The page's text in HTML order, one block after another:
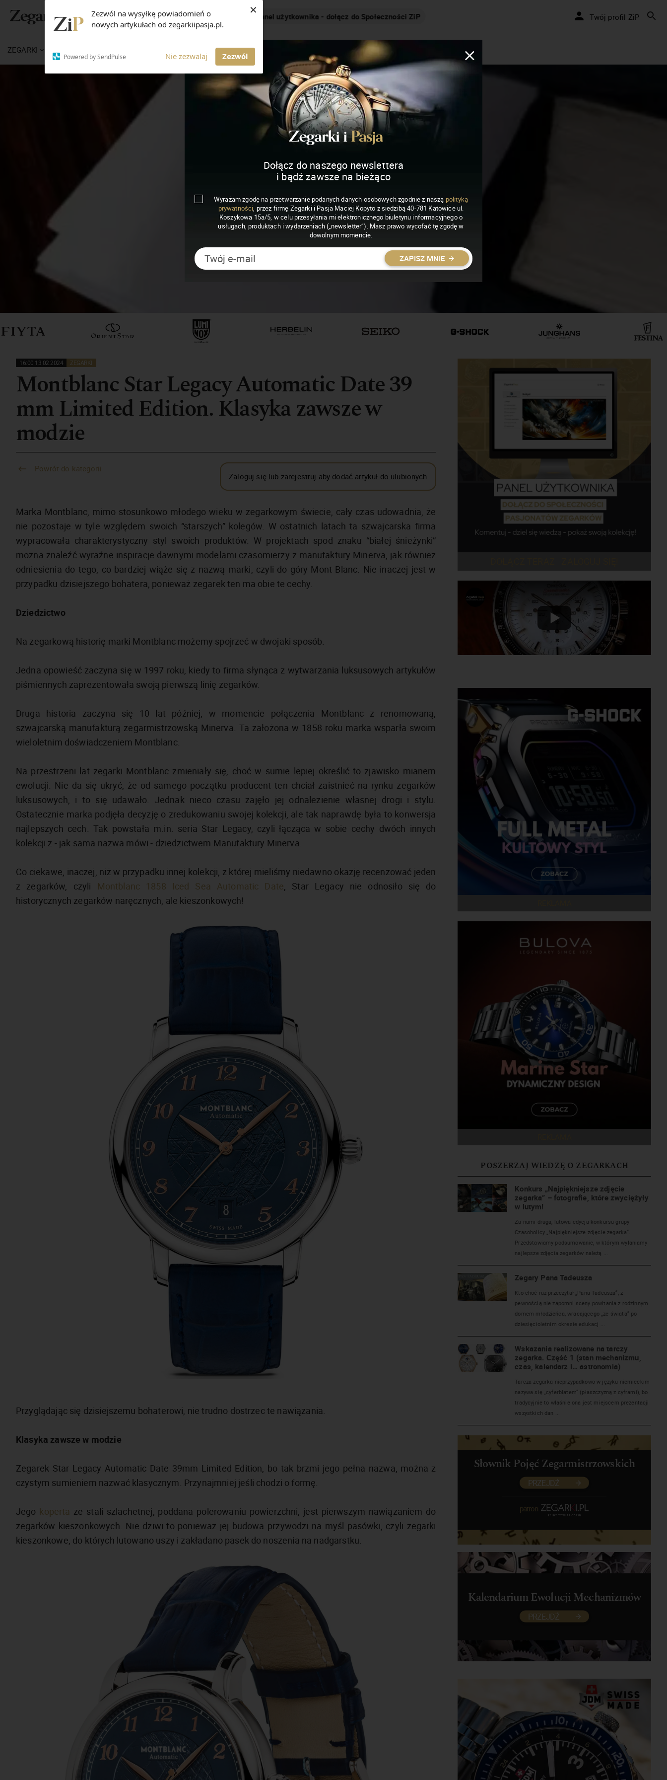
Zezwól na wysyłkę powiadomień o
nowych artykułach od zegarkiipasja.pl.
Powered by SendPulse Nie zezwalaj Zezwól
× Nakręcamy pozytywnie... cały czas! Twój profil ZiP
ZEGARKI MAGAZYN ZEGARKI I PASJA
16:00 13.02.2024 ZEGARKI
Montblanc Star Legacy Automatic Date 39
mm Limited Edition. Klasyka zawsze w
modzie
Powrót do kategorii
Zaloguj się lub zarejestruj aby dodać artykuł do ulubionych
Marka Montblanc, mimo stosunkowo młodego wieku w zegarkowym świecie, cały czas udowadnia, że
nie pozostaje w tyle względem swoich “starszych” kolegów. W ostatnich latach ta szwajcarska firma
wypracowała charakterystyczny styl swoich produktów. W projektach spod znaku “białej śnieżynki”
można znaleźć wyraźne inspiracje dawnymi modelami czasomierzy z manufaktury Minerva, jak również
odniesienia do tego, co bardziej wiąże się z nazwą marki, czyli do góry Mont Blanc. Nie inaczej jest w
przypadku dzisiejszego bohatera, ponieważ zegarek ten ma obie te cechy.
Dziedzictwo
Na zegarkową historię marki Montblanc możemy spojrzeć w dwojaki sposób.
Jedna opowieść zaczyna się w 1997 roku, kiedy to firma słynąca z wytwarzania luksusowych artykułów
piśmiennych zaprezentowała swoją pierwszą linię zegarków.
Druga historia zaczyna się 10 lat później, w momencie połączenia Montblanc z renomowaną,
szwajcarską manufakturą zegarmistrzowską Minerva. Ta założona w 1858 roku marka wsparła swoim
wieloletnim doświadczeniem Montblanc.
Na przestrzeni lat zegarki Montblanc zmieniały się, choć w sumie lepiej określić to zjawisko mianem
ewolucji. Nie da się ukryć, że od samego początku producent ten chciał zaistnieć na rynku zegarków
luksusowych, i to się udawało. Jednak nieco czasu zajęło jej odnalezienie własnej drogi i stylu.
Ostatecznie marka podjęła decyzję o zredukowaniu swojej kolekcji, ale tak naprawdę była to konwersja
najlepszych cech. Tak powstała m.in. seria Star Legacy, czyli łącząca w sobie cechy dwóch innych
kolekcji z - jak sama nazwa mówi - dziedzictwem Manufaktury Minerva.
Co ciekawe, inaczej, niż w przypadku innej kolekcji, z której mieliśmy niedawno okazję recenzować jeden
z zegarków, czyli
Montblanc 1858 Iced Sea Automatic Date , Star Legacy nie odnosiło się do
historycznych zegarków naręcznych, ale kieszonkowych!
Przyglądając się dzisiejszemu bohaterowi, nie trudno dostrzec te nawiązania.
Klasyka zawsze w modzie
Zegarek Star Legacy Automatic Date 39mm Limited Edition, bo tak brzmi jego pełna nazwa, można z
czystym sumieniem nazwać klasycznym. Przynajmniej jeśli chodzi o formę.
Jego koperta ze stali szlachetnej, poddana polerowaniu powierzchni, jest pierwszym nawiązaniem do
zegarków kieszonkowych. Nie dziwi to ponieważ jej budowa przywodzi na myśl pasówki, czyli zegarki
kieszonkowe, do których lutowano uszy i zakładano pasek do noszenia na nadgarstku.
POSZERZAJ WIEDZĘ O ZEGARKACH
Konkurs „Najpiękniejsze zdjęcie
zegarka” – fotografie, które zwyciężyły
w lutym!
Za nami druga, lutowa edycja konkursu grupy
Czasoholicy „Najpiękniejsze zdjęcie zegarka”.
Przedstawiamy podsumowanie, w którym wyłaniamy
najlepsze zdjęcia zegarków należą ...
Zegary Pana Tadeusza
Kto choć raz przeczytał „Pana Tadeusza”, z
pewnością nie zapomni sceny powitania z rodzinnym
domem młodzieńca, wracającego „ze świata” po
dziesięcioletnim okresie edukacj ...
Wskazania realizowane na tarczy
zegarka. Część 1 (stan mechanizmu,
czas, kalendarz i… astronomia)
Tarcza zegarka nieprzypadkowo w języku niemieckim
nazywa się „cyferblatem” (płaszczyzną z cyframi), bo
tradycyjnie to właśnie ona jest miejscem prezentacji
wszystkich dan ...
Słownik Pojęć Zegarmistrzowskich
PRZEJDŹ
patron
Kalendarium Ewolucji Mechanizmów
PRZEJDŹ
Dołącz do naszego newslettera
i bądź zawsze na bieżąco
Wyrażam zgodę na przetwarzanie podanych danych osobowych zgodnie z naszą polityką
prywatności, przez firmę Zegarki i Pasja Maciej Kopyto z siedzibą 40-781 Katowice ul.
Koszykowa 15a/5, w celu przesyłania mi elektronicznego biuletynu informacyjnego o
usługach, produktach i wydarzeniach („newsletter”). Masz prawo wycofać tę zgodę w
dowolnym momencie.
ZAPISZ MNIE